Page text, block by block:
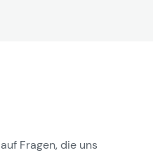
Fragen, die uns